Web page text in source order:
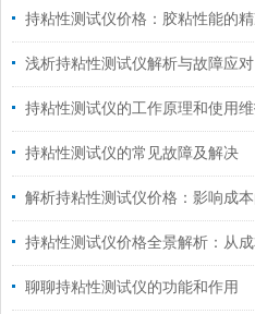
浅析持粘性测试仪解析与故障应对
持粘性测试仪的常见故障及解决
聊聊持粘性测试仪的功能和作用